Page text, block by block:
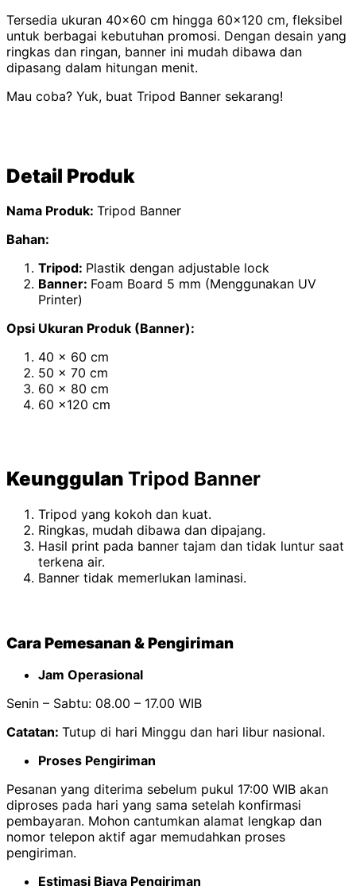
Tersedia ukuran 40x60 cm hingga 60x120 cm, fleksibel
untuk berbagai kebutuhan promosi. Dengan desain yang
ringkas dan ringan, banner ini mudah dibawa dan
dipasang dalam hitungan menit.
Mau coba? Yuk, buat Tripod Banner sekarang!
Detail Produk
Nama Produk: Tripod Banner
Bahan:
Tripod: Plastik dengan adjustable lock
Banner: Foam Board 5 mm (Menggunakan UV
Printer)
Opsi Ukuran Produk (Banner):
40 x 60 cm
50 x 70 cm
60 x 80 cm
60 x120 cm
Keunggulan Tripod Banner
Tripod yang kokoh dan kuat.
Ringkas, mudah dibawa dan dipajang.
Hasil print pada banner tajam dan tidak luntur saat
terkena air.
Banner tidak memerlukan laminasi.
Cara Pemesanan & Pengiriman
Jam Operasional
Senin – Sabtu: 08.00 – 17.00 WIB
Catatan: Tutup di hari Minggu dan hari libur nasional.
Proses Pengiriman
Pesanan yang diterima sebelum pukul 17:00 WIB akan
diproses pada hari yang sama setelah konfirmasi
pembayaran. Mohon cantumkan alamat lengkap dan
nomor telepon aktif agar memudahkan proses
pengiriman.
Estimasi Biaya Pengiriman